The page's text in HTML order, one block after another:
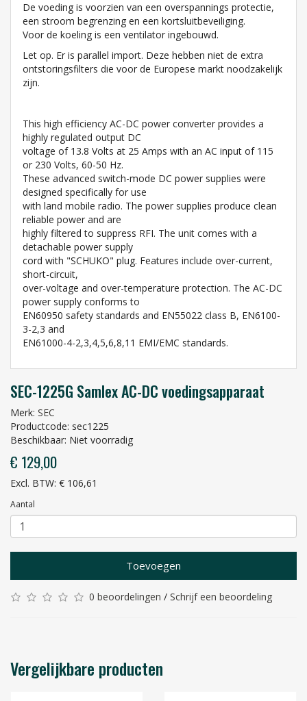
De voeding is voorzien van een overspannings protectie,
een stroom begrenzing en een kortsluitbeveiliging.
Voor de koeling is een ventilator ingebouwd.
Let op. Er is parallel import. Deze hebben niet de extra
ontstoringsfilters die voor de Europese markt noodzakelijk
zijn.
This high efficiency AC-DC power converter provides a
highly regulated output DC
voltage of 13.8 Volts at 25 Amps with an AC input of 115
or 230 Volts, 60-50 Hz.
These advanced switch-mode DC power supplies were
designed specifically for use
with land mobile radio. The power supplies produce clean
reliable power and are
highly filtered to suppress RFI. The unit comes with a
detachable power supply
cord with "SCHUKO" plug. Features include over-current,
short-circuit,
over-voltage and over-temperature protection. The AC-DC
power supply conforms to
EN60950 safety standards and EN55022 class B, EN6100-
3-2,3 and
EN61000-4-2,3,4,5,6,8,11 EMI/EMC standards.
SEC-1225G Samlex AC-DC voedingsapparaat
Merk: SEC
Productcode: sec1225
Beschikbaar: Niet voorradig
€ 129,00
Excl. BTW: € 106,61
Aantal
Toevoegen
0 beoordelingen / Schrijf een beoordeling
Vergelijkbare producten